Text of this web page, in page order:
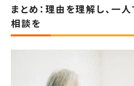
まとめ：理由を理解し、一
相談を